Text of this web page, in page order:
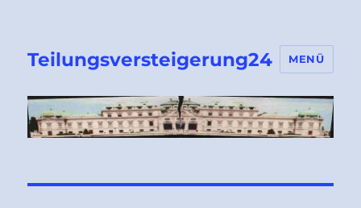
Teilungsversteigerung24 MENÜ